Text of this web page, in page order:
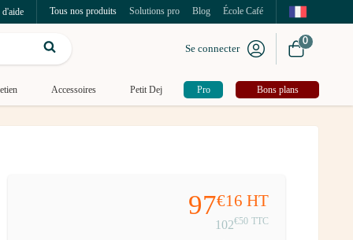
Tous nos produits Solutions pro Blog École Café
Se connecter
0
Accessoires Petit Dej Pro Bons plans
97€16 HT
102€50 TTC